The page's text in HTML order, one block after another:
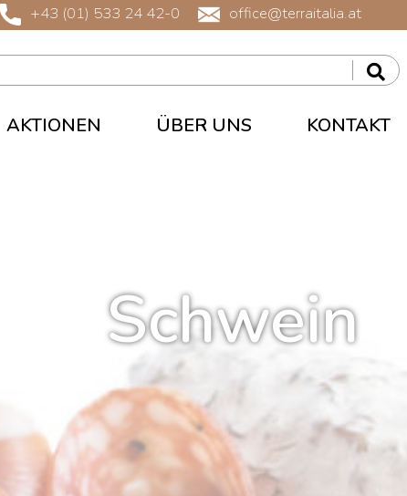
+43 (01) 533 24 42-0 office@terraitalia.at
AKTIONEN ÜBER UNS KONTAKT
Schwein